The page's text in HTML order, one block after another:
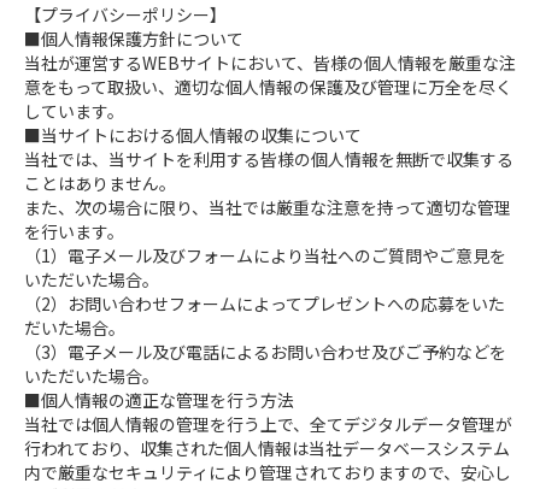
【プライバシーポリシー】
■個人情報保護方針について
当社が運営するWEBサイトにおいて、皆様の個人情報を厳重な注
意をもって取扱い、適切な個人情報の保護及び管理に万全を尽く
しています。
■当サイトにおける個人情報の収集について
当社では、当サイトを利用する皆様の個人情報を無断で収集する
ことはありません。
また、次の場合に限り、当社では厳重な注意を持って適切な管理
を行います。
（1）電子メール及びフォームにより当社へのご質問やご意見を
いただいた場合。
（2）お問い合わせフォームによってプレゼントへの応募をいた
だいた場合。
（3）電子メール及び電話によるお問い合わせ及びご予約などを
いただいた場合。
■個人情報の適正な管理を行う方法
当社では個人情報の管理を行う上で、全てデジタルデータ管理が
行われており、収集された個人情報は当社データベースシステム
内で厳重なセキュリティにより管理されておりますので、安心し